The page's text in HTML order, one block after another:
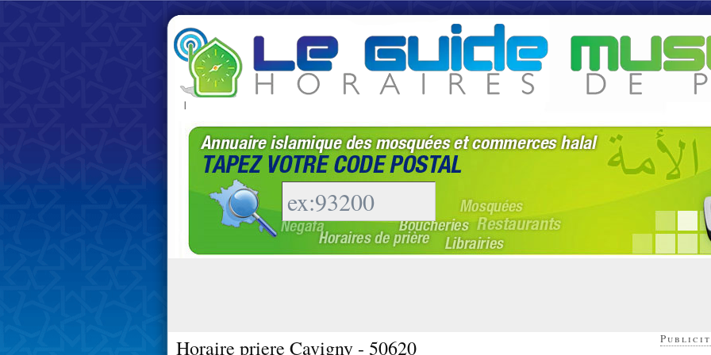
|
Horaire priere Cavigny - 50620